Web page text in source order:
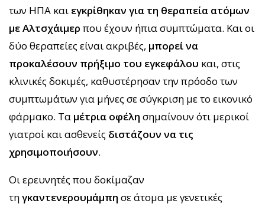
των ΗΠΑ και εγκρίθηκαν για τη θεραπεία ατόμων
με Αλτσχάιμερ που έχουν ήπια συμπτώματα. Και οι
δύο θεραπείες είναι ακριβές, μπορεί να
προκαλέσουν πρήξιμο του εγκεφάλου και, στις
κλινικές δοκιμές, καθυστέρησαν την πρόοδο των
συμπτωμάτων για μήνες σε σύγκριση με το εικονικό
φάρμακο. Τα μέτρια οφέλη σημαίνουν ότι μερικοί
γιατροί και ασθενείς διστάζουν να τις
χρησιμοποιήσουν.
Οι ερευνητές που δοκίμαζαν
τηγκαντενερουμάμπη σε άτομα με γενετικές